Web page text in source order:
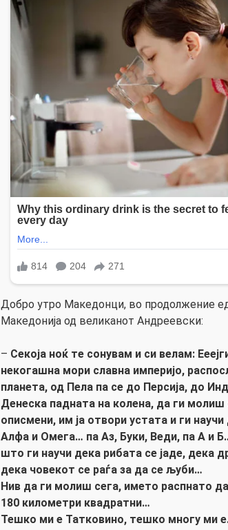
Добро утро Македонци, во продолжение
Македонија од великанот Андреевски:
– Секоја ноќ те сонувам и си велам:
некогашна мори славна империјо,
планета, од Пела па се до Персија, до
Денеска падната на колена, да ги молиш
описмени, им ја отвори устата и ги научи
Алфа и Омега… па Аз, Буки, Веди, па А и
што ги научи дека рибата се јаде, дека
дека човекот се раѓа за да се љуби…
Нив да ги молиш сега, името распнато
180 километри квадратни…
Тешко ми е Татковино, тешко многу ми